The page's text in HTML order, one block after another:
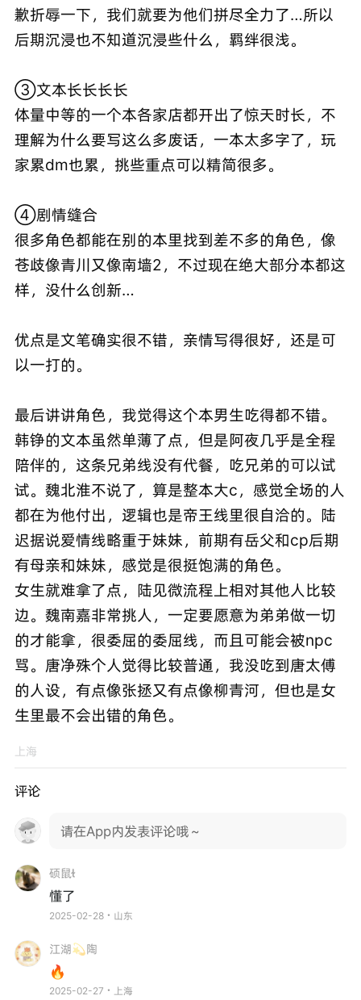
歉折辱一下，我们就要为他们拼尽全力了…所以
后期沉浸也不知道沉浸些什么，羁绊很浅。
③文本长长长长
体量中等的一个本各家店都开出了惊天时长，不
理解为什么要写这么多废话，一本太多字了，玩
家累dm也累，挑些重点可以精简很多。
④剧情缝合
很多角色都能在别的本里找到差不多的角色，像
苍歧像青川又像南墙2，不过现在绝大部分本都这
样，没什么创新…
优点是文笔确实很不错，亲情写得很好，还是可
以一打的。
最后讲讲角色，我觉得这个本男生吃得都不错。
韩铮的文本虽然单薄了点，但是阿夜几乎是全程
陪伴的，这条兄弟线没有代餐，吃兄弟的可以试
试。魏北淮不说了，算是整本大c，感觉全场的人
都在为他付出，逻辑也是帝王线里很自洽的。陆
迟据说爱情线略重于妹妹，前期有岳父和cp后期
有母亲和妹妹，感觉是很挺饱满的角色。
女生就难拿了点，陆见微流程上相对其他人比较
边。魏南嘉非常挑人，一定要愿意为弟弟做一切
的才能拿，很委屈的委屈线，而且可能会被npc
骂。唐净殊个人觉得比较普通，我没吃到唐太傅
的人设，有点像张拯又有点像柳青河，但也是女
生里最不会出错的角色。
上海
评论
请在App内发表评论哦～
硕鼠
懂了
2025-02-28・山东
江湖💫陶
🔥
2025-02-27・上海